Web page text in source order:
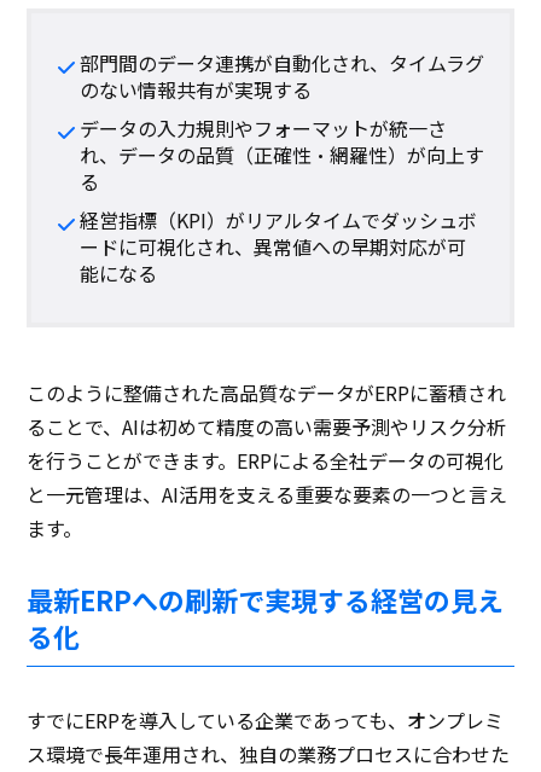
部門間のデータ連携が自動化され、タイムラグ
のない情報共有が実現する
データの入力規則やフォーマットが統一さ
れ、データの品質（正確性・網羅性）が向上す
る
経営指標（KPI）がリアルタイムでダッシュボ
ードに可視化され、異常値への早期対応が可
能になる
このように整備された高品質なデータがERPに蓄積され
ることで、AIは初めて精度の高い需要予測やリスク分析
を行うことができます。ERPによる全社データの可視化
と一元管理は、AI活用を支える重要な要素の一つと言え
ます。
最新ERPへの刷新で実現する経営の見え
る化
すでにERPを導入している企業であっても、オンプレミ
ス環境で長年運用され、独自の業務プロセスに合わせた